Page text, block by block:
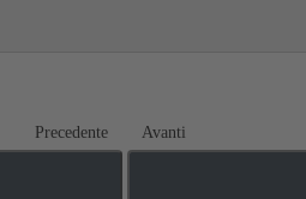
Precedente Avanti